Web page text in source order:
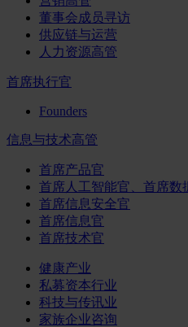
董事会成员寻访
供应链与运营
人力资源高管
首席执行官
Founders
信息与技术高管
首席产品官
首席人工智能官、首席数
首席信息安全官
首席信息官
首席技术官
健康产业
私募资本行业
科技与传讯业
家族企业咨询